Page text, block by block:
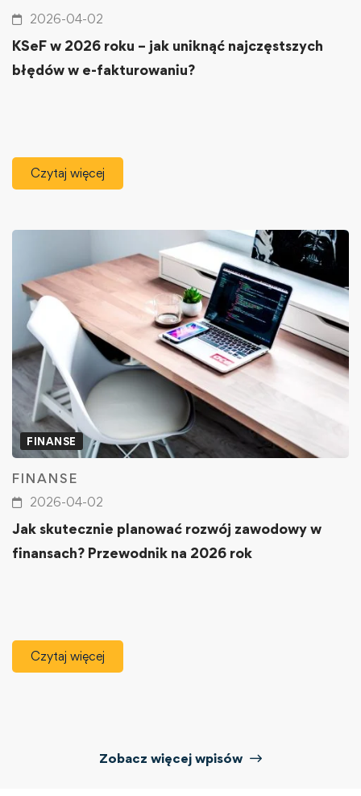
2026-04-02
KSeF w 2026 roku – jak uniknąć najczęstszych
błędów w e-fakturowaniu?
Czytaj więcej
FINANSE
FINANSE
2026-04-02
Jak skutecznie planować rozwój zawodowy w
finansach? Przewodnik na 2026 rok
Czytaj więcej
Zobacz więcej wpisów